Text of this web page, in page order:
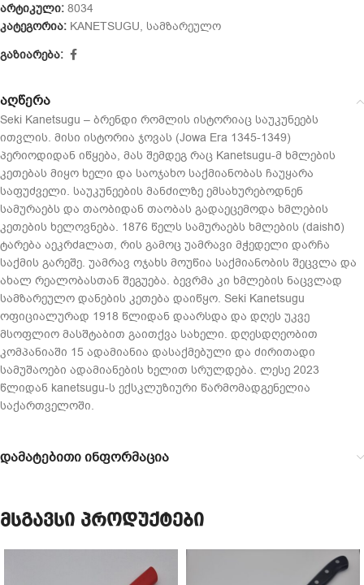
არტიკული: 8034
კატეგორია: KANETSUGU, სამზარეულო
გაზიარება:
აღწერა
Seki Kanetsugu – ბრენდი რომლის ისტორიაც საუკუნეებს
ითვლის. მისი ისტორია ჯოვას (Jowa Era 1345-1349)
პერიოდიდან იწყება, მას შემდეგ რაც Kanetsugu-მ ხმლების
კეთებას მიყო ხელი და საოჯახო საქმიანობას ჩაუყარა
საფუძველი. საუკუნეების მანძილზე ემსახურებოდნენ
სამურაებს და თაობიდან თაობას გადაეცემოდა ხმლების
კეთების ხელოვნება. 1876 წელს სამურაებს ხმლების (daishō)
ტარება აეკრძaლათ, რის გამოც უამრავი მჭედელი დარჩა
საქმის გარეშე. უამრავ ოჯახს მოუწია საქმიანობის შეცვლა და
ახალ რეალობასთან შეგუება. ბევრმა კი ხმლების ნაცვლად
სამზარეულო დანების კეთება დაიწყო. Seki Kanetsugu
ოფიციალურად 1918 წლიდან დაარსდა და დღეს უკვე
მსოფლიო მასშტაბით გაითქვა სახელი. დღესდღეობით
კომპანიაში 15 ადამიანია დასაქმებული და ძირითადი
სამუშაოები ადამიანების ხელით სრულდება. ლესე 2023
წლიდან kanetsugu-ს ექსკლუზიური წარმომადგენელია
საქართველოში.
დამატებითი ინფორმაცია
მსგავსი პროდუქტები